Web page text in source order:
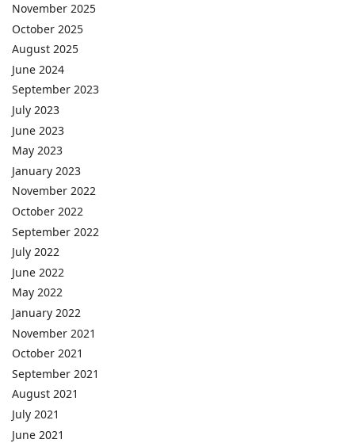
November 2025
October 2025
August 2025
June 2024
September 2023
July 2023
June 2023
May 2023
January 2023
November 2022
October 2022
September 2022
July 2022
June 2022
May 2022
January 2022
November 2021
October 2021
September 2021
August 2021
July 2021
June 2021